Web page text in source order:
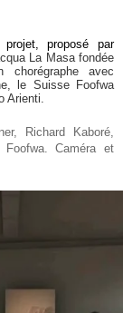
proposé par
La Masa fondée
chorégraphe avec
le Suisse Foofwa
Arienti
Richard Kaboré,
Caméra et